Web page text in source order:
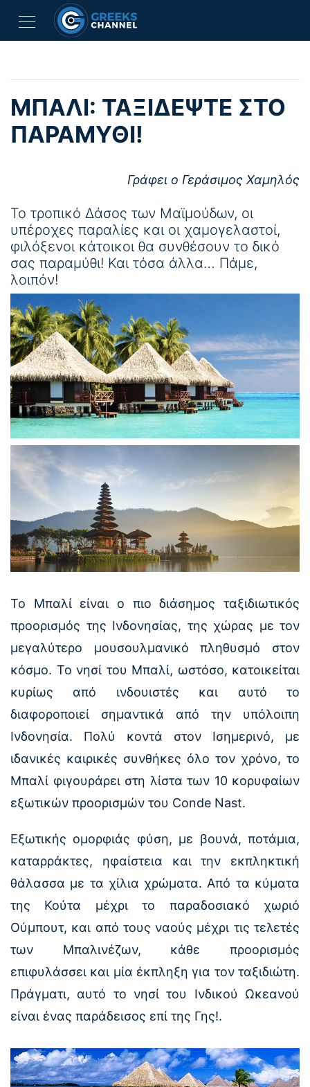
ΜΠΑΛΊ: ΤΑΞΙΔΈΨΤΕ ΣΤΟ
ΠΑΡΑΜΎΘΙ!
Γράφει ο Γεράσιμος Χαμηλός
Το τροπικό Δάσος των Μαϊμούδων, οι
υπέροχες παραλίες και οι χαμογελαστοί,
φιλόξενοι κάτοικοι θα συνθέσουν το δικό
σας παραμύθι! Και τόσα άλλα… Πάμε,
λοιπόν!
Το Μπαλί είναι ο πιο διάσημος ταξιδιωτικός
προορισμός της Ινδονησίας, της χώρας με τον
μεγαλύτερο μουσουλμανικό πληθυσμό στον
κόσμο. Το νησί του Μπαλί, ωστόσο, κατοικείται
κυρίως από ινδουιστές και αυτό το
διαφοροποιεί σημαντικά από την υπόλοιπη
Ινδονησία. Πολύ κοντά στον Ισημερινό, με
ιδανικές καιρικές συνθήκες όλο τον χρόνο, το
Μπαλί φιγουράρει στη λίστα των 10 κορυφαίων
εξωτικών προορισμών του Conde Nast.
Εξωτικής ομορφιάς φύση, με βουνά, ποτάμια,
καταρράκτες, ηφαίστεια και την εκπληκτική
θάλασσα με τα χίλια χρώματα. Από τα κύματα
της Κούτα μέχρι τo παραδοσιακό χωριό
Ούμπουτ, και από τους ναούς μέχρι τις τελετές
των Μπαλινέζων, κάθε προορισμός
επιφυλάσσει και μία έκπληξη για τον ταξιδιώτη.
Πράγματι, αυτό το νησί του Ινδικού Ωκεανού
είναι ένας παράδεισος επί της Γης!.